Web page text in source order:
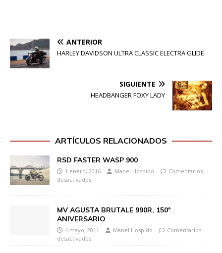
ANTERIOR
HARLEY DAVIDSON ULTRA CLASSIC ELECTRA GLIDE
SIGUIENTE
HEADBANGER FOXY LADY
ARTÍCULOS RELACIONADOS
RSD FASTER WASP 900
1 enero, 2016 Manel Hospido
Comentarios
desactivados
MV AGUSTA BRUTALE 990R, 150º
ANIVERSARIO
4 mayo, 2011 Manel Hospido
Comentarios
desactivados